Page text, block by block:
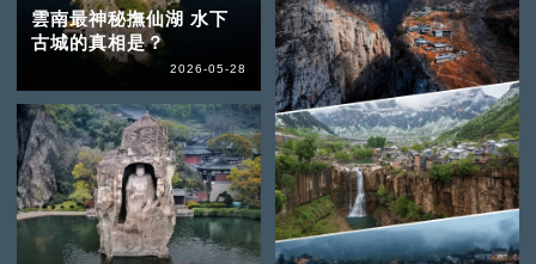
雲南最神秘撫仙湖 水下
古城的真相是？
2026-05-28